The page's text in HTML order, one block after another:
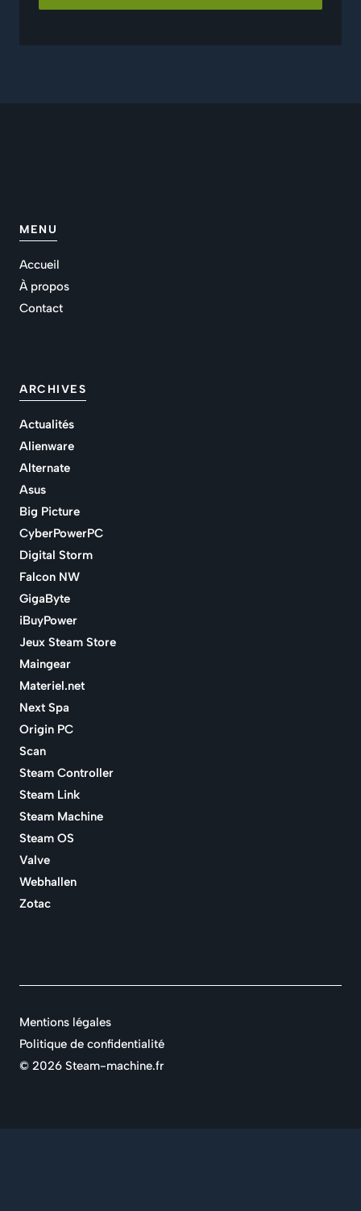
MENU
Accueil
À propos
Contact
ARCHIVES
Actualités
Alienware
Alternate
Asus
Big Picture
CyberPowerPC
Digital Storm
Falcon NW
GigaByte
iBuyPower
Jeux Steam Store
Maingear
Materiel.net
Next Spa
Origin PC
Scan
Steam Controller
Steam Link
Steam Machine
Steam OS
Valve
Webhallen
Zotac
© 2026 Steam-machine.fr
Mentions légales
Politique de confidentialité